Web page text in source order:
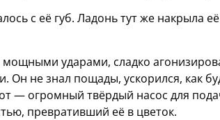
с её губ. Ладонь тут же накрыла
ударами, сладко
Он не знал пощады, ускорился, как
— огромный твёрдый насос для
превративший её в цветок.